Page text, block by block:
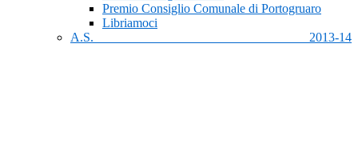
Premio Consiglio Comunale di Portogruaro
Libriamoci
A.S. 2013-14